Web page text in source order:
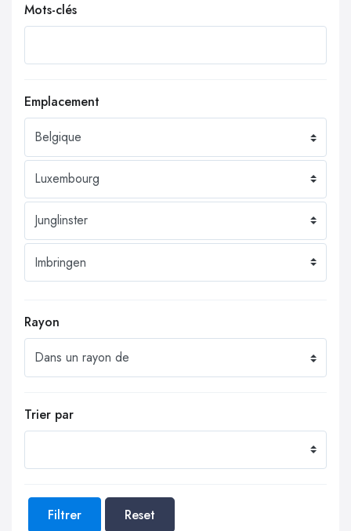
Mots-clés
Emplacement
Rayon
Trier par
Filtrer Reset